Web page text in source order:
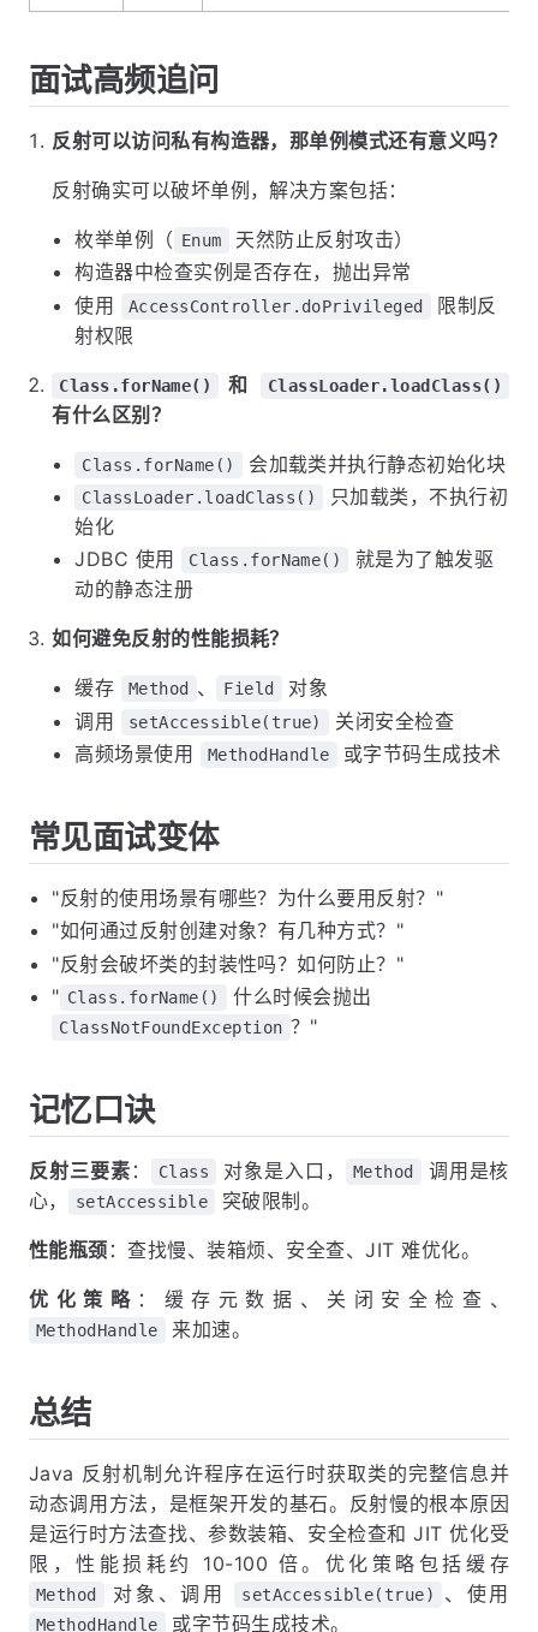
面试高频追问
反射可以访问私有构造器，那单例模式还有意义吗？
反射确实可以破坏单例，解决方案包括：
枚举单例（ Enum
天然防止反射攻击）
构造器中检查实例是否存在，抛出异常
使用
AccessController.doPrivileged
限制反
射权限
Class.forName() 和 ClassLoader.loadClass()
有什么区别？
Class.forName() 会加载类并执行静态初始化块
ClassLoader.loadClass()
只加载类，不执行初
始化
JDBC 使用
Class.forName()
就是为了触发驱
动的静态注册
如何避免反射的性能损耗？
缓存 Method 、 Field
对象
调用
setAccessible(true)
关闭安全检查
高频场景使用
MethodHandle 或字节码生成技术
常见面试变体
"反射的使用场景有哪些？为什么要用反射？"
"如何通过反射创建对象？有几种方式？"
"反射会破坏类的封装性吗？如何防止？"
" Class.forName() 什么时候会抛出
ClassNotFoundException ？"
记忆口诀
反射三要素 ： Class 对象是入口， Method
调用是核
心，
setAccessible 突破限制。
性能瓶颈 ：查找慢、装箱烦、安全查、JIT 难优化。
优化策略 ：缓存元数据、关闭安全检查、
MethodHandle 来加速。
总结
Java 反射机制允许程序在运行时获取类的完整信息并
动态调用方法，是框架开发的基石。反射慢的根本原因
是运行时方法查找、参数装箱、安全检查和 JIT 优化受
限，性能损耗约 10-100 倍。优化策略包括缓存
Method 对象、调用 setAccessible(true) 、使用
MethodHandle 或字节码生成技术。